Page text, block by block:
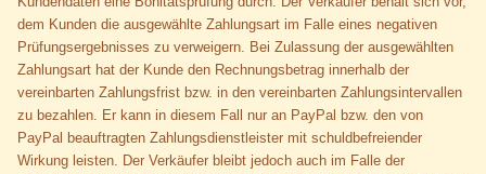
dem Kunden die ausgewählte Zahlungsart im Falle eines negativen
Prüfungsergebnisses zu verweigern. Bei Zulassung der ausgewählten
Zahlungsart hat der Kunde den Rechnungsbetrag innerhalb der
vereinbarten Zahlungsfrist bzw. in den vereinbarten Zahlungsintervallen
zu bezahlen. Er kann in diesem Fall nur an PayPal bzw. den von
PayPal beauftragten Zahlungsdienstleister mit schuldbefreiender
Wirkung leisten. Der Verkäufer bleibt jedoch auch im Falle der